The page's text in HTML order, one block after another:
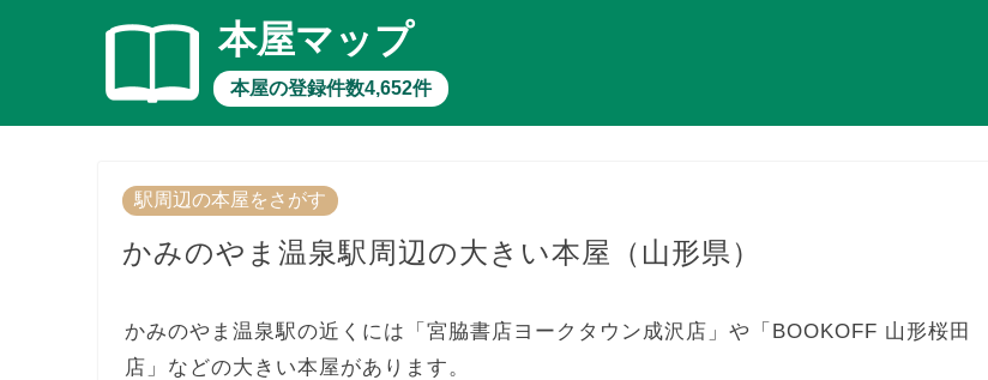
本屋マップ
本屋の登録件数4,652件
駅周辺の本屋をさがす
かみのやま温泉駅周辺の大きい本屋（山形県）
かみのやま温泉駅の近くには「宮脇書店ヨークタウン成沢店」や「BOOKOFF 山形桜田
店」などの大きい本屋があります。